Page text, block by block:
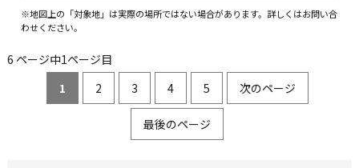
※地図上の「対象地」は実際の場所ではない場合があります。詳しくはお問い合
わせください。
6 ページ中1ページ目
1
2 3 4 5 次のページ
最後のページ